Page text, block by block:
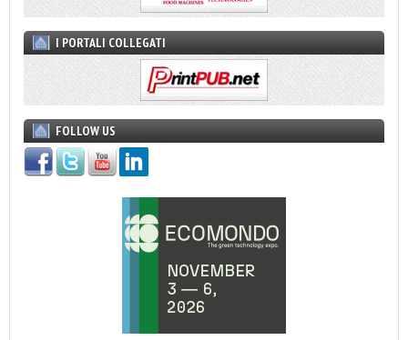
I PORTALI COLLEGATI
FOLLOW US